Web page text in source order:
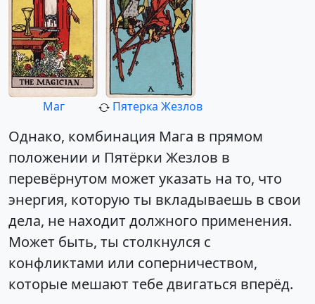
Маг Пятерка Жезлов
Однако, комбинация Мага в прямом
положении и Пятёрки Жезлов в
перевёрнутом может указать на то, что
энергия, которую ты вкладываешь в свои
дела, не находит должного применения.
Может быть, ты столкнулся с
конфликтами или соперничеством,
которые мешают тебе двигаться вперёд.